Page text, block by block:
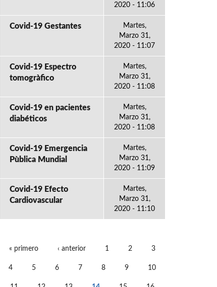
2020 - 11:06
Covid-19 Gestantes
Martes,
Marzo 31,
2020 - 11:07
Covid-19 Espectro
tomogràfico
Martes,
Marzo 31,
2020 - 11:08
Covid-19 en pacientes
diabéticos
Martes,
Marzo 31,
2020 - 11:08
Covid-19 Emergencia
Pùblica Mundial
Martes,
Marzo 31,
2020 - 11:09
Covid-19 Efecto
Cardiovascular
Martes,
Marzo 31,
2020 - 11:10
« primero ‹ anterior 1 2 3
4 5 6 7 8 9 10